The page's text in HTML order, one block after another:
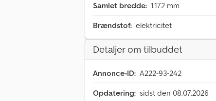
Samlet bredde: 1.172 mm
Brændstof: elektricitet
Detaljer om tilbuddet
Annonce-ID: A222-93-242
Opdatering: sidst den 08.07.2026